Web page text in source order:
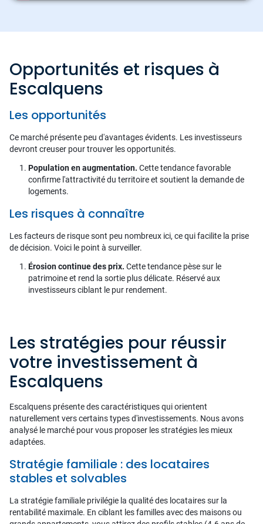
Opportunités et risques à
Escalquens
Les opportunités
Ce marché présente peu d'avantages évidents. Les investisseurs
devront creuser pour trouver les opportunités.
Population en augmentation. Cette tendance favorable
confirme l'attractivité du territoire et soutient la demande de
logements.
Les risques à connaître
Les facteurs de risque sont peu nombreux ici, ce qui facilite la prise
de décision. Voici le point à surveiller.
Érosion continue des prix. Cette tendance pèse sur le
patrimoine et rend la sortie plus délicate. Réservé aux
investisseurs ciblant le pur rendement.
Les stratégies pour réussir
votre investissement à
Escalquens
Escalquens présente des caractéristiques qui orientent
naturellement vers certains types d'investissements. Nous avons
analysé le marché pour vous proposer les stratégies les mieux
adaptées.
Stratégie familiale : des locataires
stables et solvables
La stratégie familiale privilégie la qualité des locataires sur la
rentabilité maximale. En ciblant les familles avec des maisons ou